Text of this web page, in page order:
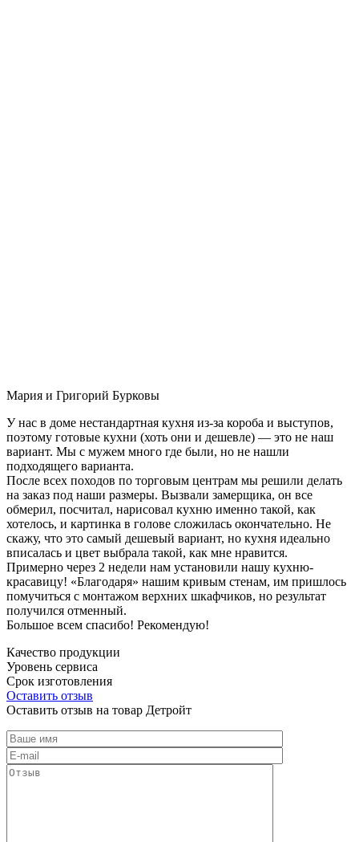
Мария и Григорий Бурковы
У нас в доме нестандартная кухня из-за короба и выступов,
поэтому готовые кухни (хоть они и дешевле) — это не наш
вариант. Мы с мужем много где были, но не нашли
подходящего варианта.
После всех походов по торговым центрам мы решили делать
на заказ под наши размеры. Вызвали замерщика, он все
обмерил, посчитал, нарисовал кухню именно такой, как
хотелось, и картинка в голове сложилась окончательно. Не
скажу, что это самый дешевый вариант, но кухня идеально
вписалась и цвет выбрала такой, как мне нравится.
Примерно через 2 недели нам установили нашу кухню-
красавицу! «Благодаря» нашим кривым стенам, им пришлось
помучиться с монтажом верхних шкафчиков, но результат
получился отменный.
Большое всем спасибо! Рекомендую!
Качество продукции
Уровень сервиса
Срок изготовления
Оставить отзыв
Оставить отзыв на товар Детройт